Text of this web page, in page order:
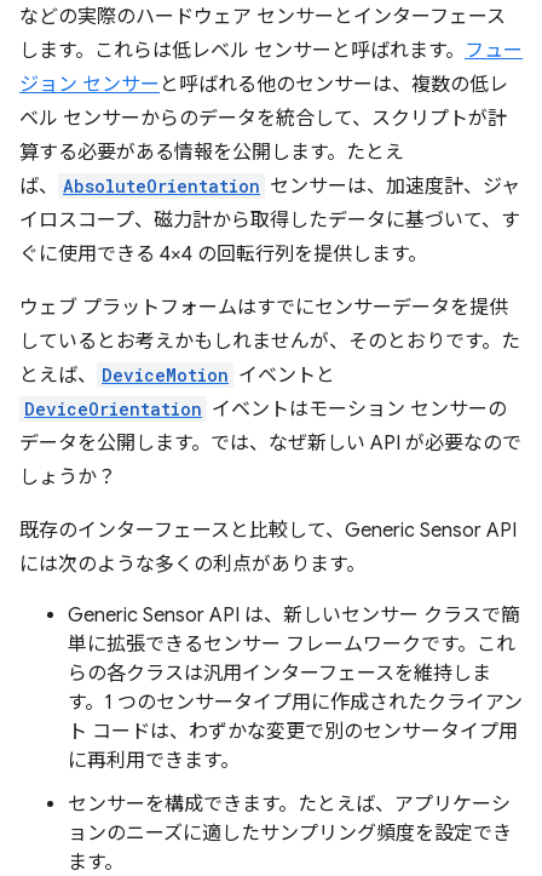
などの実際のハードウェア センサーとインターフェース
します。これらは低レベル センサーと呼ばれます。 フュー
ジョン センサー と呼ばれる他のセンサーは、複数の低レ
ベル センサーからのデータを統合して、スクリプトが計
算する必要がある情報を公開します。たとえ
ば、
AbsoluteOrientation センサーは、加速度計、ジャ
イロスコープ、磁力計から取得したデータに基づいて、す
ぐに使用できる 4×4 の回転行列を提供します。
ウェブ プラットフォームはすでにセンサーデータを提供
しているとお考えかもしれませんが、そのとおりです。た
とえば、
DeviceMotion イベントと
DeviceOrientation イベントはモーション センサーの
データを公開します。では、なぜ新しい API が必要なので
しょうか？
既存のインターフェースと比較して、Generic Sensor API
には次のような多くの利点があります。
Generic Sensor API は、新しいセンサー クラスで簡
単に拡張できるセンサー フレームワークです。これ
らの各クラスは汎用インターフェースを維持しま
す。1 つのセンサータイプ用に作成されたクライアン
ト コードは、わずかな変更で別のセンサータイプ用
に再利用できます。
センサーを構成できます。たとえば、アプリケーシ
ョンのニーズに適したサンプリング頻度を設定でき
ます。